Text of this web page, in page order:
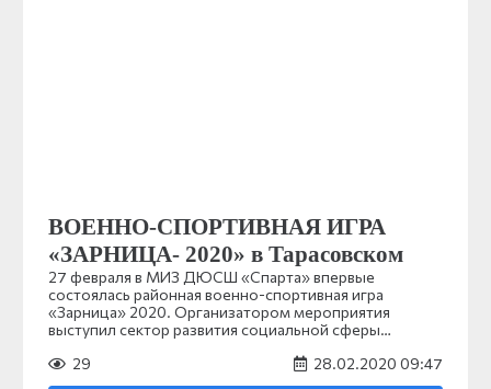
ВОЕННО-СПОРТИВНАЯ ИГРА
«ЗАРНИЦА- 2020» в Тарасовском
27 февраля в МИЗ ДЮСШ «Спарта» впервые
состоялась районная военно-спортивная игра
«Зарница» 2020. Организатором мероприятия
выступил сектор развития социальной сферы…
29
28.02.2020 09:47